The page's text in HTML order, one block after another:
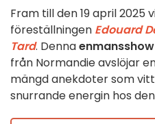
Fram till den 19 april 2025
föreställningen Edouard
Tard. Dennaenmansshow
från Normandie avslöjar
mängd anekdoter som
snurrande energin hos